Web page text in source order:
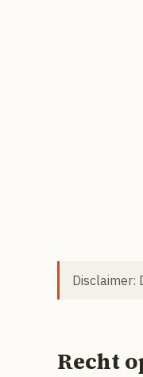
Disclaimer:
Recht